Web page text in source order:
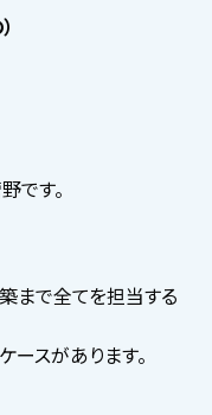
です。
まで全てを担当する
スがあります。